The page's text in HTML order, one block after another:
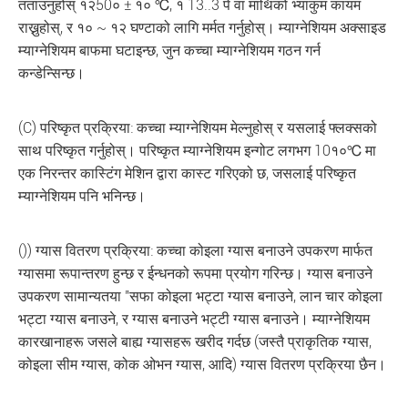
तताउनुहोस् १२50० ± १० ℃, १ 13..3 पे वा माथिको भ्याकुम कायम
राख्नुहोस्, र १० ~ १२ घण्टाको लागि मर्मत गर्नुहोस्। म्याग्नेशियम अक्साइड
म्याग्नेशियम बाफमा घटाइन्छ, जुन कच्चा म्याग्नेशियम गठन गर्न
कन्डेन्सिन्छ।
(C) परिष्कृत प्रक्रिया: कच्चा म्याग्नेशियम मेल्नुहोस् र यसलाई फ्लक्सको
साथ परिष्कृत गर्नुहोस्। परिष्कृत म्याग्नेशियम इन्गोट लगभग 10१०℃ मा
एक निरन्तर कास्टिंग मेशिन द्वारा कास्ट गरिएको छ, जसलाई परिष्कृत
म्याग्नेशियम पनि भनिन्छ।
()) ग्यास वितरण प्रक्रिया: कच्चा कोइला ग्यास बनाउने उपकरण मार्फत
ग्यासमा रूपान्तरण हुन्छ र ईन्धनको रूपमा प्रयोग गरिन्छ। ग्यास बनाउने
उपकरण सामान्यतया "सफा कोइला भट्टा ग्यास बनाउने, लान चार कोइला
भट्टा ग्यास बनाउने, र ग्यास बनाउने भट्टी ग्यास बनाउने। म्याग्नेशियम
कारखानाहरू जसले बाह्य ग्यासहरू खरीद गर्दछ (जस्तै प्राकृतिक ग्यास,
कोइला सीम ग्यास, कोक ओभन ग्यास, आदि) ग्यास वितरण प्रक्रिया छैन।